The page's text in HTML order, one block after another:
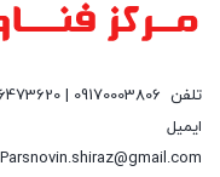
تلفن 09170003806 | 07136473620
ایمیل